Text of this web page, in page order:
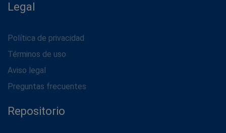
Legal
Política de privacidad
Términos de uso
Aviso legal
Preguntas frecuentes
Repositorio